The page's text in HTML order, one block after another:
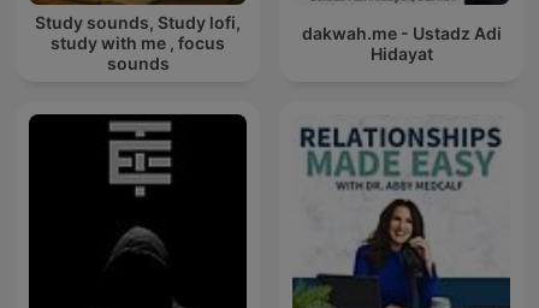
Study sounds, Study lofi,
study with me , focus
sounds
dakwah.me - Ustadz Adi
Hidayat